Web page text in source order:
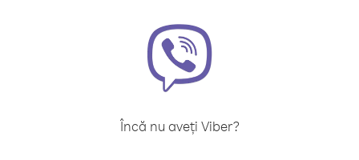
Încă nu aveți Viber?